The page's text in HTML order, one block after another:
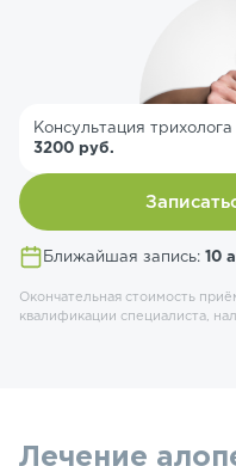
Ближайшая запись: 10
Консультация трихолога
3200 руб.
Окончательная стоимость
квалификации специалиста,
Лечение